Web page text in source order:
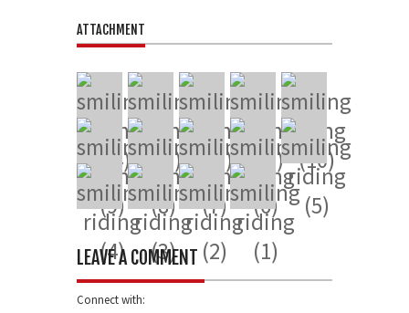
ATTACHMENT
LEAVE A COMMENT
Connect with: